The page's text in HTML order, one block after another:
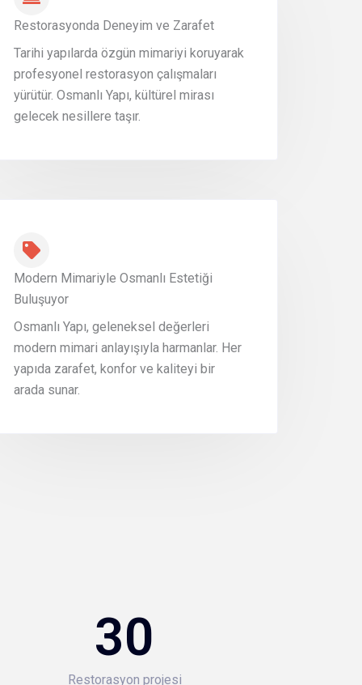
Restorasyonda Deneyim ve Zarafet
Tarihi yapılarda özgün mimariyi koruyarak
profesyonel restorasyon çalışmaları
yürütür. Osmanlı Yapı, kültürel mirası
gelecek nesillere taşır.
Modern Mimariyle Osmanlı Estetiği
Buluşuyor
Osmanlı Yapı, geleneksel değerleri
modern mimari anlayışıyla harmanlar. Her
yapıda zarafet, konfor ve kaliteyi bir
arada sunar.
Restorasyon projesi
30